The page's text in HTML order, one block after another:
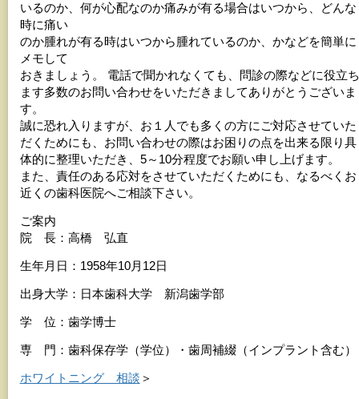
いるのか、何が心配なのか痛みが有る場合はいつから、どんな
時に痛い
のか腫れが有る時はいつから腫れているのか、かなどを簡単に
メモして
おきましょう。 電話で聞かれなくても、問診の際などに役立ち
ます多数のお問い合わせをいただきましてありがとうございま
す。
誠に恐れ入りますが、お１人でも多くの方にご対応させていた
だくためにも、お問い合わせの際はお困りの点を出来る限り具
体的に整理いただき、5～10分程度でお願い申し上げます。
また、責任のある応対をさせていただくためにも、なるべくお
近くの歯科医院へご相談下さい。
ご案内
院 長：高橋 弘直
生年月日：1958年10月12日
出身大学：日本歯科大学 新潟歯学部
学 位：歯学博士
専 門：歯科保存学（学位）・歯周補綴（インプラント含む）
ホワイトニング 相談 ＞